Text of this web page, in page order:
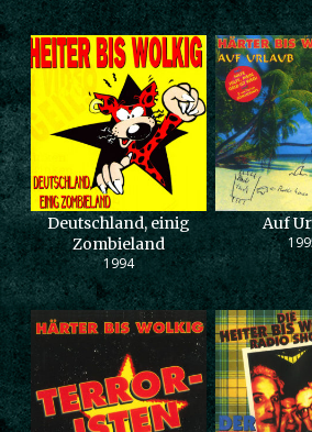
Deutschland, einig
Zombieland
1994
Auf